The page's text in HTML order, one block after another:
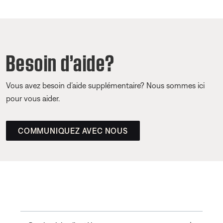
Besoin d’aide?
Vous avez besoin d’aide supplémentaire? Nous sommes ici
pour vous aider.
COMMUNIQUEZ AVEC NOUS